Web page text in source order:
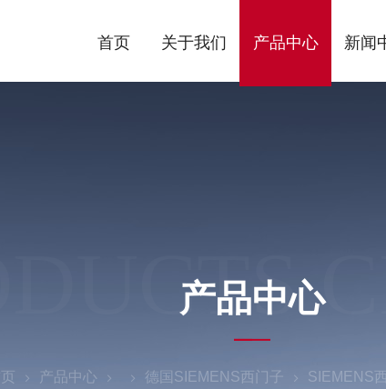
首页 关于我们 产品中心 新闻
产品中心
产品中心 德国SIEMENS西门子 SIEMENS